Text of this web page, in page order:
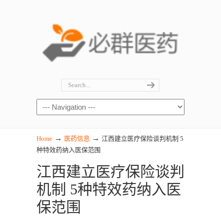
Home → 医药信息 → 江西建立医疗保险谈判机制 5
种特效药纳入医保范围
江西建立医疗保险谈判
机制 5种特效药纳入医
保范围